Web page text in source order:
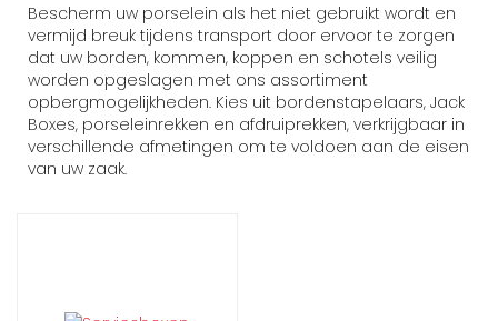
Bescherm uw porselein als het niet gebruikt wordt en
vermijd breuk tijdens transport door ervoor te zorgen
dat uw borden, kommen, koppen en schotels veilig
worden opgeslagen met ons assortiment
opbergmogelijkheden. Kies uit bordenstapelaars, Jack
Boxes, porseleinrekken en afdruiprekken, verkrijgbaar in
verschillende afmetingen om te voldoen aan de eisen
van uw zaak.